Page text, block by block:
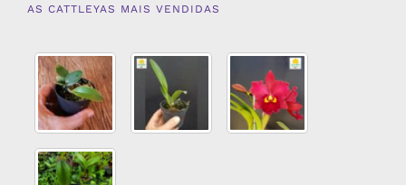
AS CATTLEYAS MAIS VENDIDAS